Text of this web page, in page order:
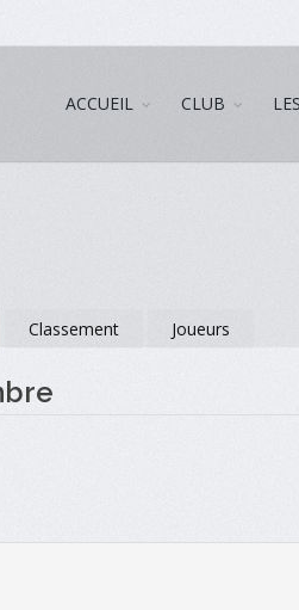
ACCUEIL CLUB
Classement Joueurs